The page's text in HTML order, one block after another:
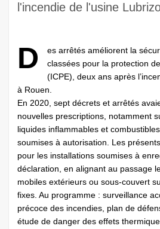
l'incendie de l'usine
D
es arrêtés améliorent la
classées pour la protection
(ICPE), deux ans après
à Rouen.
En 2020, sept décrets et arrêtés
nouvelles prescriptions, notamment
liquides inflammables et
soumises à autorisation. Les
pour les installations soumises à
déclaration, en alignant au passage
mobiles extérieurs ou sous-couvert
fixes. Au programme : surveillance
précoce des incendies, plan de
étude de danger des effets